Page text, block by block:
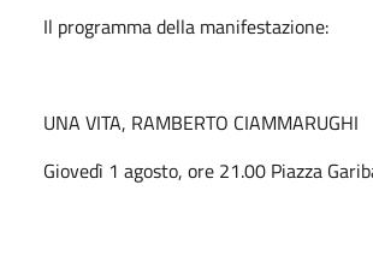
Il programma della manifestazione:
UNA VITA, RAMBERTO CIAMMARUGHI
Giovedì 1 agosto, ore 21.00 Piazza